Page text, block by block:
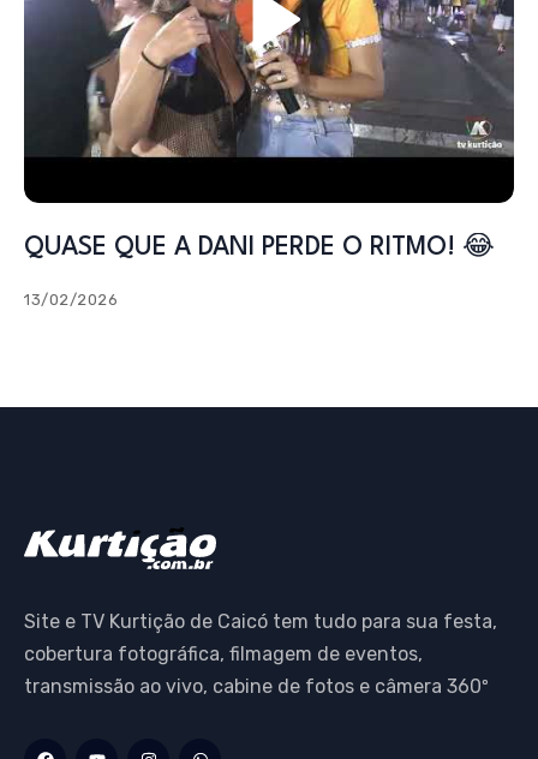
QUASE QUE A DANI PERDE O RITMO! 😂
13/02/2026
Site e TV Kurtição de Caicó tem tudo para sua festa,
cobertura fotográfica, filmagem de eventos,
transmissão ao vivo, cabine de fotos e câmera 360º